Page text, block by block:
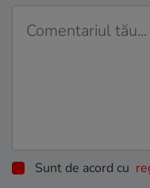
Sunt de acord cu